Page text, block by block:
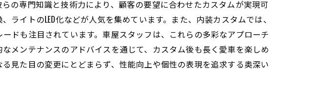
の専門知識と技術力により、顧客の要望に合わせたカスタムが実現可
イトのLED化などが人気を集めています。また、内装カスタムでは、
ドも注目されています。車屋スタッフは、これらの多彩なアプローチ
メンテナンスのアドバイスを通じて、カスタム後も長く愛車を楽しめ
見た目の変更にとどまらず、性能向上や個性の表現を追求する奥深い